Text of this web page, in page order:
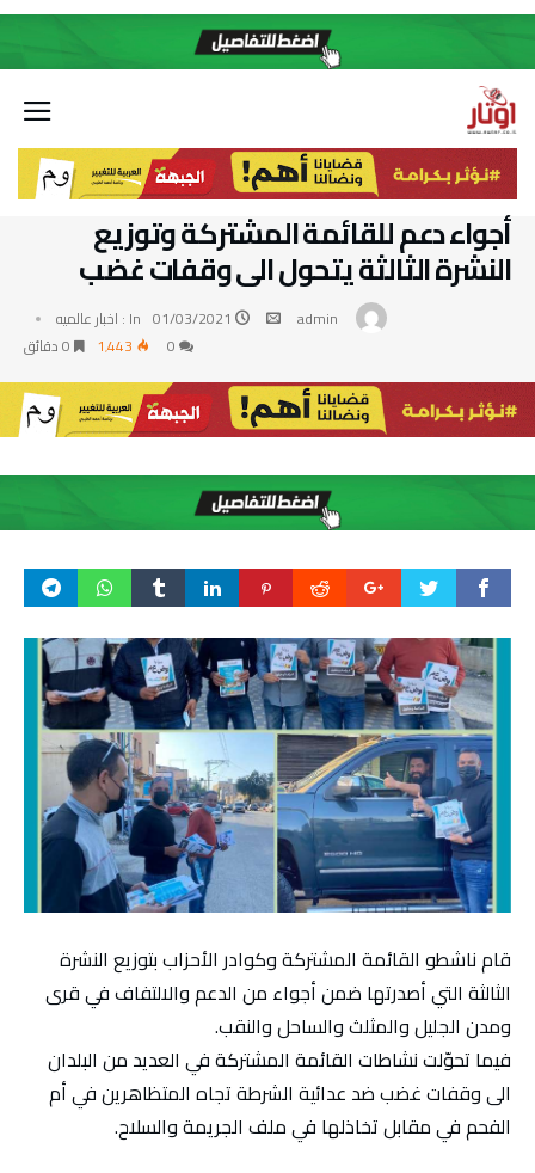
أجواء دعم للقائمة المشتركة وتوزيع
النشرة الثالثة يتحول الى وقفات غضب
admin
01/03/2021
In : اخبار عالميه
1٬443 0 ‫دقائق‬
قام ناشطو القائمة المشتركة وكوادر الأحزاب بتوزيع النشرة
الثالثة التي أصدرتها ضمن أجواء من الدعم والالتفاف في قرى
ومدن الجليل والمثلث والساحل والنقب.
فيما تحوّلت نشاطات القائمة المشتركة في العديد من البلدان
الى وقفات غضب ضد عدائية الشرطة تجاه المتظاهرين في أم
الفحم في مقابل تخاذلها في ملف الجريمة والسلاح.